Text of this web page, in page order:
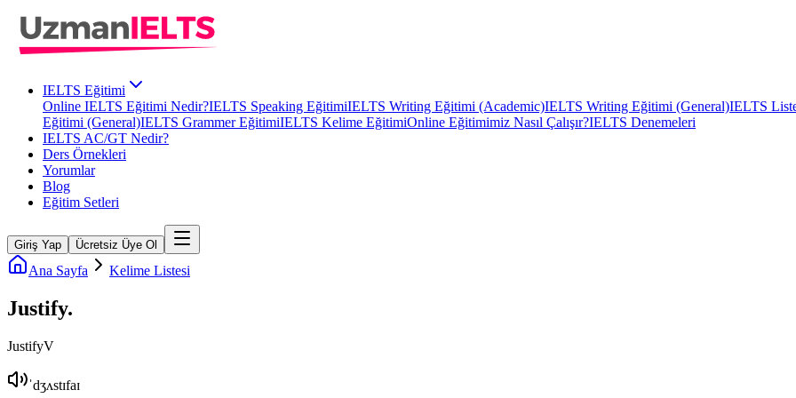
IELTS Eğitimi
Online IELTS Eğitimi Nedir?IELTS Speaking EğitimiIELTS Writing Eğitimi (Academic)IELTS Writing Eğitimi (General)IELTS
Eğitimi (General)IELTS Grammer EğitimiIELTS Kelime EğitimiOnline Eğitimimiz Nasıl Çalışır?IELTS Denemeleri
IELTS AC/GT Nedir?
Ders Örnekleri
Yorumlar
Blog
Eğitim Setleri
Giriş Yap Ücretsiz Üye Ol
Ana Sayfa Kelime Listesi
Justify.
JustifyV
ˈdʒʌstɪfaɪ